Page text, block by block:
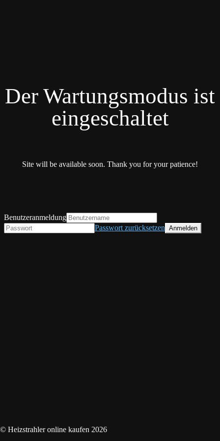
Der Wartungsmodus ist
eingeschaltet
Site will be available soon. Thank you for your patience!
© Heizstrahler online kaufen 2026
Benutzeranmeldung
Passwort zurücksetzen